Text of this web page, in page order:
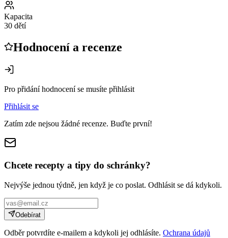
Kapacita
30 dětí
Hodnocení a recenze
Pro přidání hodnocení se musíte přihlásit
Přihlásit se
Zatím zde nejsou žádné recenze. Buďte první!
Chcete recepty a tipy do schránky?
Nejvýše jednou týdně, jen když je co poslat. Odhlásit se dá kdykoli.
Odebírat
Odběr potvrdíte e-mailem a kdykoli jej odhlásíte. Ochrana údajů